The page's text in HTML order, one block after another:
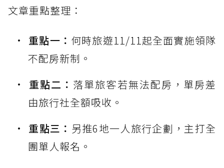
文章重點整理：
重點一： 何時旅遊11/11起全面實施領隊
不配房新制。
重點二： 落單旅客若無法配房，單房差
由旅行社全額吸收。
重點三： 另推6地一人旅行企劃，主打全
團單人報名。